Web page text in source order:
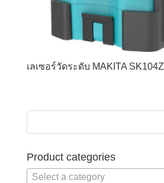
เลเซอร์วัดระดับ MAKITA SK104Z
Product categories
Select a category